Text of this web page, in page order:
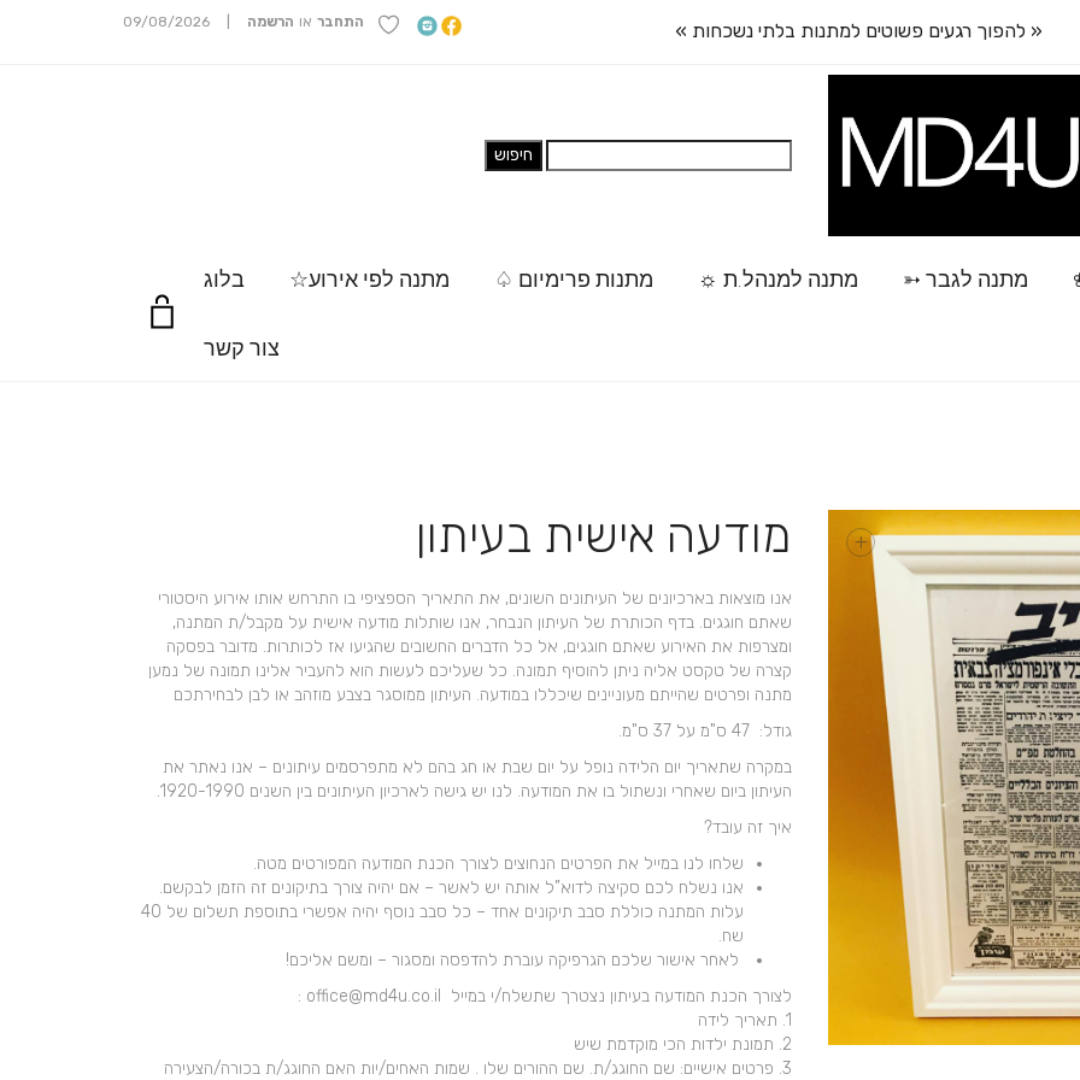
« להפוך רגעים פשוטים למתנות בלתי נשכחות » התחבר או הרשמה 09/08/2026
מתנה לגבר ➳ מתנה למנהל.ת ☼ מתנות פרימיום ♤ מתנה לפי אירוע☆ בלוג
צור קשר
+ מודעה אישית בעיתון
אנו מוצאות בארכיונים של העיתונים השונים, את התאריך הספציפי בו התרחש אותו אירוע היסטורי
שאתם חוגגים. בדף הכותרת של העיתון הנבחר, אנו שותלות מודעה אישית על מקבל/ת המתנה,
ומצרפות את האירוע שאתם חוגגים, אל כל הדברים החשובים שהגיעו אז לכותרות. מדובר בפסקה
קצרה של טקסט אליה ניתן להוסיף תמונה. כל שעליכם לעשות הוא להעביר אלינו תמונה של נמען
מתנה ופרטים שהייתם מעוניינים שיכללו במודעה. העיתון ממוסגר בצבע מוזהב או לבן לבחירתכם
גודל: 47 ס"מ על 37 ס"מ.
במקרה שתאריך יום הלידה נופל על יום שבת או חג בהם לא מתפרסמים עיתונים – אנו נאתר את
העיתון ביום שאחרי ונשתול בו את המודעה. לנו יש גישה לארכיון העיתונים בין השנים 1920-1990.
איך זה עובד?
שלחו לנו במייל את הפרטים הנחוצים לצורך הכנת המודעה המפורטים מטה.
אנו נשלח לכם סקיצה לדוא”ל אותה יש לאשר – אם יהיה צורך בתיקונים זה הזמן לבקשם.
עלות המתנה כוללת סבב תיקונים אחד – כל סבב נוסף יהיה אפשרי בתוספת תשלום של 40
שח.
לאחר אישור שלכם הגרפיקה עוברת להדפסה ומסגור – ומשם אליכם!
לצורך הכנת המודעה בעיתון נצטרך שתשלח/י במייל office@md4u.co.il :
1. תאריך לידה
2. תמונת ילדות הכי מוקדמת שיש
3. פרטים אישיים: שם החוגג/ת. שם ההורים שלו . שמות האחים/יות האם החוגג/ת בכורה/הצעירה